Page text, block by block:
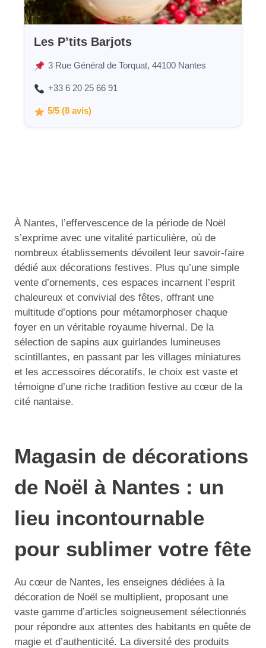
Les P’tits Barjots
3 Rue Général de Torquat, 44100 Nantes
+33 6 20 25 66 91
5/5 (8 avis)
À Nantes, l’effervescence de la période de Noël
s’exprime avec une vitalité particulière, où de
nombreux établissements dévoilent leur savoir-faire
dédié aux décorations festives. Plus qu’une simple
vente d’ornements, ces espaces incarnent l’esprit
chaleureux et convivial des fêtes, offrant une
multitude d’options pour métamorphoser chaque
foyer en un véritable royaume hivernal. De la
sélection de sapins aux guirlandes lumineuses
scintillantes, en passant par les villages miniatures
et les accessoires décoratifs, le choix est vaste et
témoigne d’une riche tradition festive au cœur de la
cité nantaise.
Magasin de décorations
de Noël à Nantes : un
lieu incontournable
pour sublimer votre fête
Au cœur de Nantes, les enseignes dédiées à la
décoration de Noël se multiplient, proposant une
vaste gamme d’articles soigneusement sélectionnés
pour répondre aux attentes des habitants en quête de
magie et d’authenticité. La diversité des produits